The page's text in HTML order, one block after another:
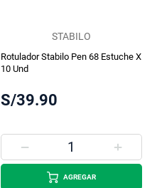
STABILO
Rotulador Stabilo Pen 68 Estuche X
10 Und
S/39.90
AGREGAR